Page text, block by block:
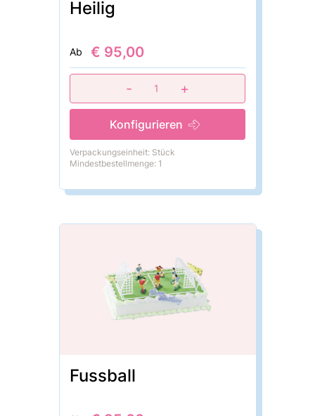
Heilig
Ab € 95,00
- 1 +
Konfigurieren
Verpackungseinheit: Stück
Mindestbestellmenge: 1
Fussball